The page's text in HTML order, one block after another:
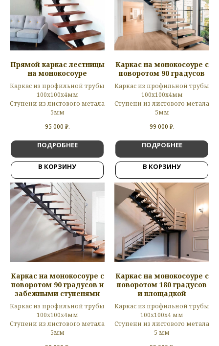
Прямой каркас лестницы
на монокосоуре
Каркас из профильной трубы
100х100х4мм
Ступени из листового метала
5мм
95 000 ₽.
ПОДРОБНЕЕ
В КОРЗИНУ
Каркас на монокосоуре с
поворотом 90 градусов
Каркас из профильной трубы
100х100х4мм
Ступени из листового метала
5мм
99 000 ₽.
ПОДРОБНЕЕ
В КОРЗИНУ
Каркас на монокосоуре с
поворотом 90 градусов и
забежными ступенями
Каркас из профильной трубы
100х100х4мм
Ступени из листового метала
5мм
Каркас на монокосоуре с
поворотом 180 градусов
и площадкой
Каркас из профильной трубы
100х100х4 мм
Ступени из листового метала
5 мм